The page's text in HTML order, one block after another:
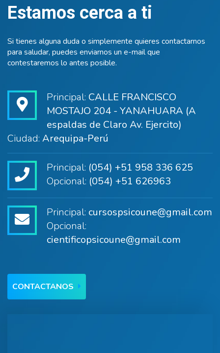
Estamos cerca a ti
Si tienes alguna duda o simplemente quieres contactarnos
para saludar, puedes enviarnos un e-mail que
contestaremos lo antes posible.
Principal: CALLE FRANCISCO
MOSTAJO 204 - YANAHUARA (A
espaldas de Claro Av. Ejercito)
Ciudad: Arequipa-Perú
Principal: (054) +51 958 336 625
Opcional: (054) +51 626963
Principal: cursospsicoune@gmail.com
Opcional:
cientificopsicoune@gmail.com
CONTACTANOS